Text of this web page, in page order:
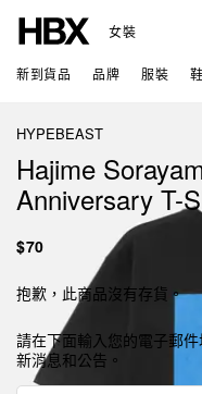
女裝
新到貨品 品牌 服裝
HYPEBEAST
Hajime
Anniversary T-
$70
抱歉，此商品沒有存貨。
請在下面輸入您的電子郵
新消息和公告。